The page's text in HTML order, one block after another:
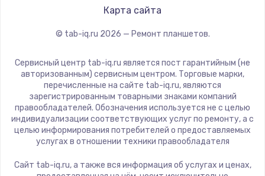
ZTE
CHUWI
Карта сайта
© tab-iq.ru 2026 — Ремонт планшетов.
Сервисный центр tab-iq.ru является пост гарантийным (не
авторизованным) сервисным центром. Торговые марки,
перечисленные на сайте tab-iq.ru, являются
зарегистрированным товарными знаками компаний
правообладателей. Обозначения используется не с целью
индивидуализации соответствующих услуг по ремонту, а с
целью информирования потребителей о предоставляемых
услугах в отношении техники правообладателя
Сайт tab-iq.ru, а также вся информация об услугах и ценах,